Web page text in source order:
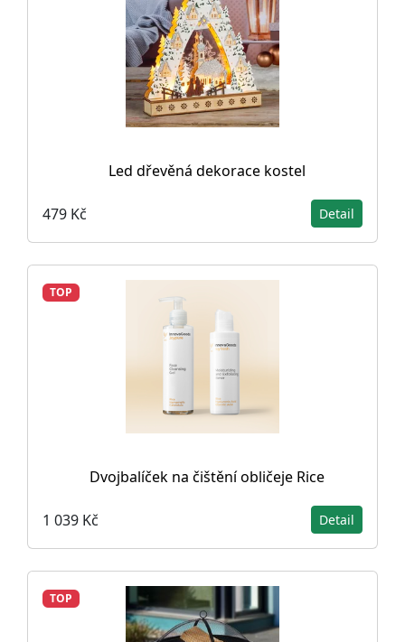
Led dřevěná dekorace kostel
479 Kč Detail
TOP
Dvojbalíček na čištění obličeje Rice
1 039 Kč Detail
TOP